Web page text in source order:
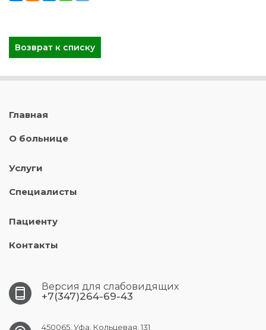
Возврат к списку
Главная
О больнице
Услуги
Специалисты
Пациенту
Контакты
Версия для слабовидящих
+7(347)264-69-43
450065, Уфа, Кольцевая, 131